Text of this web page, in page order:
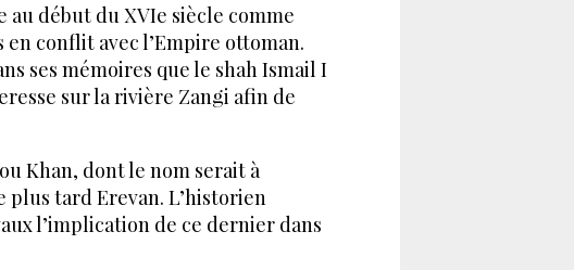
au début du XVIe siècle comme
conflit avec l’Empire ottoman.
ses mémoires que le shah Ismail I
sur la rivière Zangi afin de
Khan, dont le nom serait à
plus tard Erevan. L’historien
l’implication de ce dernier dans